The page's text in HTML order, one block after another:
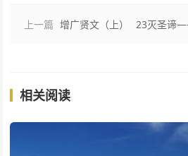
上一篇 增广贤文（上） 23灭圣谛
相关阅读